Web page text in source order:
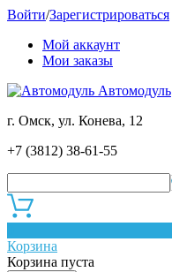
Войти/Зарегистрироваться
Мой аккаунт
Мои заказы
Автомодуль
г. Омск, ул. Конева, 12
+7 (3812) 38-61-55
Корзина
Корзина пуста